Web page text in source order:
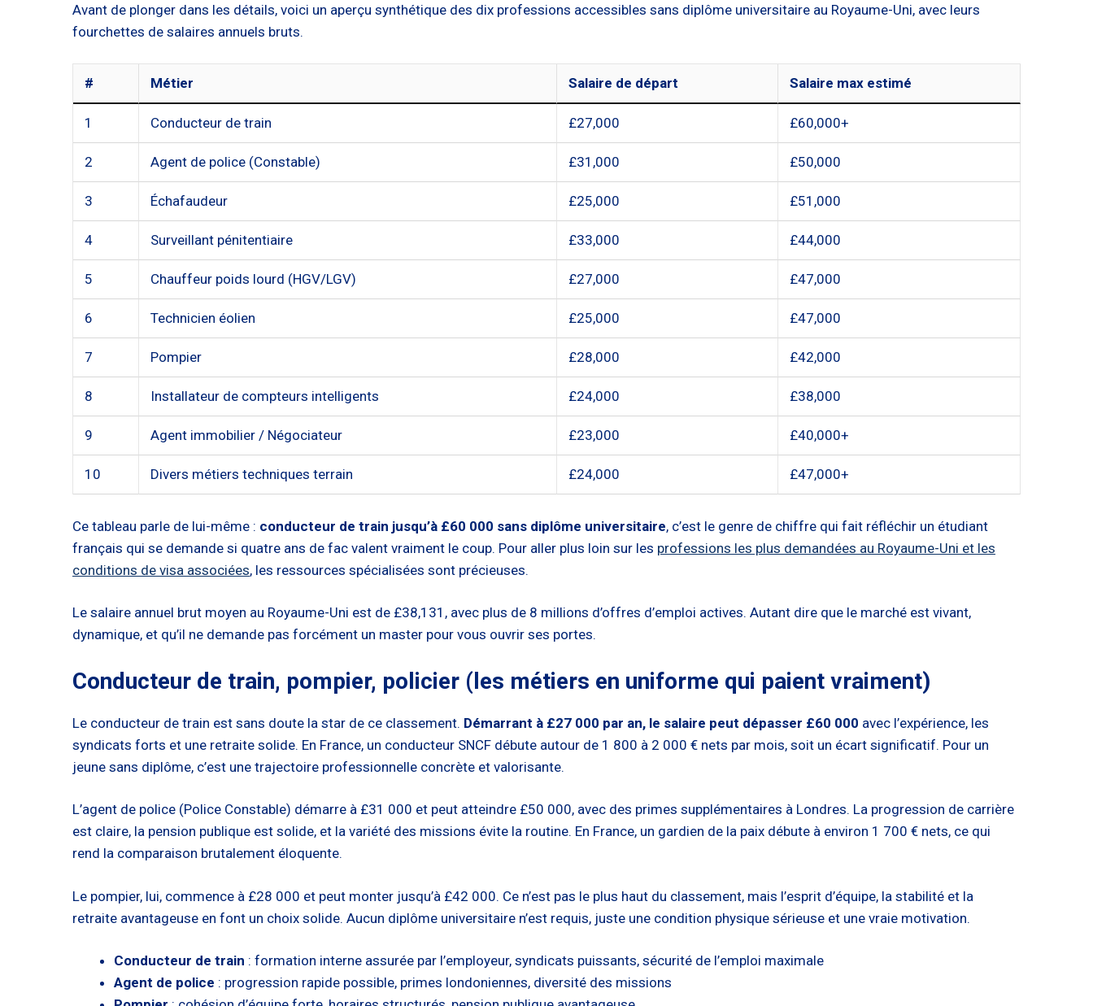
Avant de plonger dans les détails, voici un aperçu synthétique des dix professions accessibles sans diplôme universitaire au Royaume-Uni, avec leurs
fourchettes de salaires annuels bruts.
# Métier Salaire de départ Salaire max estimé
1 Conducteur de train £27,000 £60,000+
2 Agent de police (Constable) £31,000 £50,000
3 Échafaudeur £25,000 £51,000
4 Surveillant pénitentiaire £33,000 £44,000
5 Chauffeur poids lourd (HGV/LGV) £27,000 £47,000
6 Technicien éolien £25,000 £47,000
7 Pompier £28,000 £42,000
8 Installateur de compteurs intelligents £24,000 £38,000
9 Agent immobilier / Négociateur £23,000 £40,000+
10 Divers métiers techniques terrain £24,000 £47,000+
Ce tableau parle de lui-même : conducteur de train jusqu’à £60 000 sans diplôme universitaire, c’est le genre de chiffre qui fait réfléchir un étudiant
français qui se demande si quatre ans de fac valent vraiment le coup. Pour aller plus loin sur les professions les plus demandées au Royaume-Uni et les
conditions de visa associées, les ressources spécialisées sont précieuses.
Le salaire annuel brut moyen au Royaume-Uni est de £38,131, avec plus de 8 millions d’offres d’emploi actives. Autant dire que le marché est vivant,
dynamique, et qu’il ne demande pas forcément un master pour vous ouvrir ses portes.
Conducteur de train, pompier, policier (les métiers en uniforme qui paient vraiment)
Le conducteur de train est sans doute la star de ce classement. Démarrant à £27 000 par an, le salaire peut dépasser £60 000 avec l’expérience, les
syndicats forts et une retraite solide. En France, un conducteur SNCF débute autour de 1 800 à 2 000 € nets par mois, soit un écart significatif. Pour un
jeune sans diplôme, c’est une trajectoire professionnelle concrète et valorisante.
L’agent de police (Police Constable) démarre à £31 000 et peut atteindre £50 000, avec des primes supplémentaires à Londres. La progression de carrière
est claire, la pension publique est solide, et la variété des missions évite la routine. En France, un gardien de la paix débute à environ 1 700 € nets, ce qui
rend la comparaison brutalement éloquente.
Le pompier, lui, commence à £28 000 et peut monter jusqu’à £42 000. Ce n’est pas le plus haut du classement, mais l’esprit d’équipe, la stabilité et la
retraite avantageuse en font un choix solide. Aucun diplôme universitaire n’est requis, juste une condition physique sérieuse et une vraie motivation.
Conducteur de train : formation interne assurée par l’employeur, syndicats puissants, sécurité de l’emploi maximale
Agent de police : progression rapide possible, primes londoniennes, diversité des missions